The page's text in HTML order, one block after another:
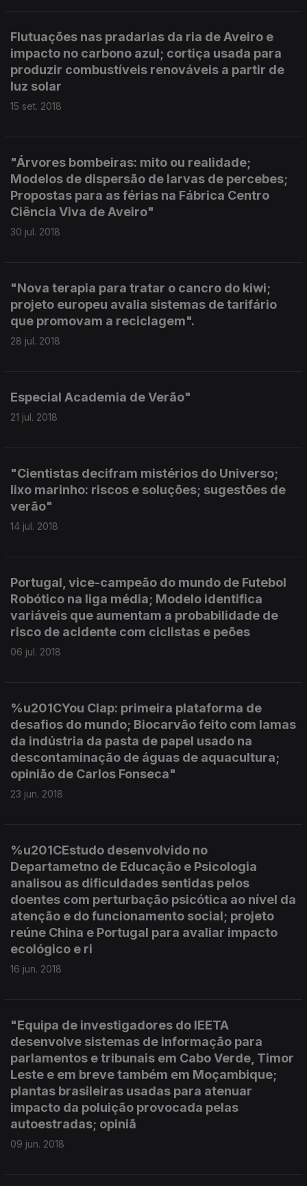
Flutuações nas pradarias da ria de Aveiro e
impacto no carbono azul; cortiça usada para
produzir combustíveis renováveis a partir de
luz solar
15 set. 2018
"Árvores bombeiras: mito ou realidade;
Modelos de dispersão de larvas de percebes;
Propostas para as férias na Fábrica Centro
Ciência Viva de Aveiro"
30 jul. 2018
"Nova terapia para tratar o cancro do kiwi;
projeto europeu avalia sistemas de tarifário
que promovam a reciclagem".
28 jul. 2018
Especial Academia de Verão"
21 jul. 2018
"Cientistas decifram mistérios do Universo;
lixo marinho: riscos e soluções; sugestões de
verão"
14 jul. 2018
Portugal, vice-campeão do mundo de Futebol
Robótico na liga média; Modelo identifica
variáveis que aumentam a probabilidade de
risco de acidente com ciclistas e peões
06 jul. 2018
%u201CYou Clap: primeira plataforma de
desafios do mundo; Biocarvão feito com lamas
da indústria da pasta de papel usado na
descontaminação de águas de aquacultura;
opinião de Carlos Fonseca"
23 jun. 2018
%u201CEstudo desenvolvido no
Departametno de Educação e Psicologia
analisou as dificuldades sentidas pelos
doentes com perturbação psicótica ao nível da
atenção e do funcionamento social; projeto
reúne China e Portugal para avaliar impacto
ecológico e ri
16 jun. 2018
"Equipa de investigadores do IEETA
desenvolve sistemas de informação para
parlamentos e tribunais em Cabo Verde, Timor
Leste e em breve também em Moçambique;
plantas brasileiras usadas para atenuar
impacto da poluição provocada pelas
autoestradas; opiniã
09 jun. 2018